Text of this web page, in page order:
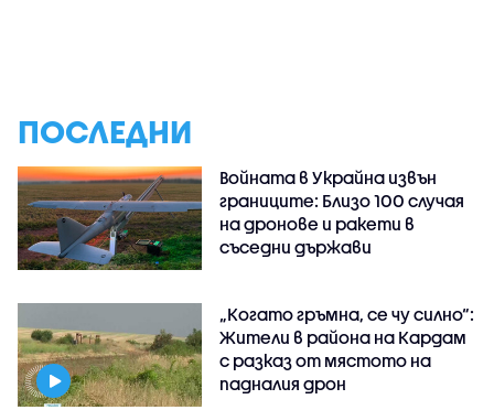
ПОСЛЕДНИ
Войната в Украйна извън
границите: Близо 100 случая
на дронове и ракети в
съседни държави
„Когато гръмна, се чу силно“:
Жители в района на Кардам
с разказ от мястото на
падналия дрон